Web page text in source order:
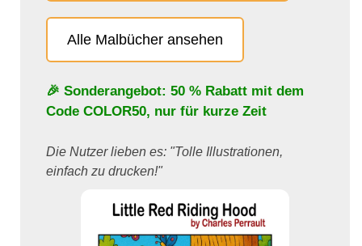
Alle Malbücher ansehen
🎉 Sonderangebot: 50 % Rabatt mit dem
Code COLOR50, nur für kurze Zeit
Die Nutzer lieben es: "Tolle Illustrationen,
einfach zu drucken!"